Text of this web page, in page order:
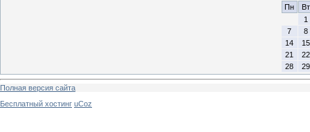
Пн
Вт
1
7
8
14
15
21
22
28
29
Полная версия сайта
Бесплатный хостинг uCoz